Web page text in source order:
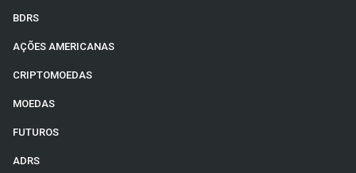
BDRS
AÇÕES AMERICANAS
CRIPTOMOEDAS
MOEDAS
FUTUROS
ADRS